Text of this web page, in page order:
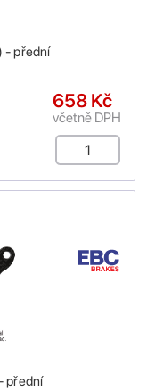
- přední
658 Kč
včetně DPH
přední